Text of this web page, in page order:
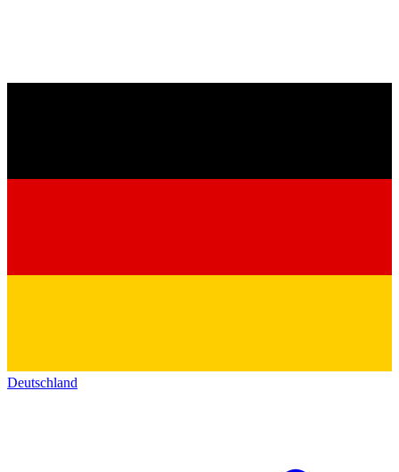
Deutschland